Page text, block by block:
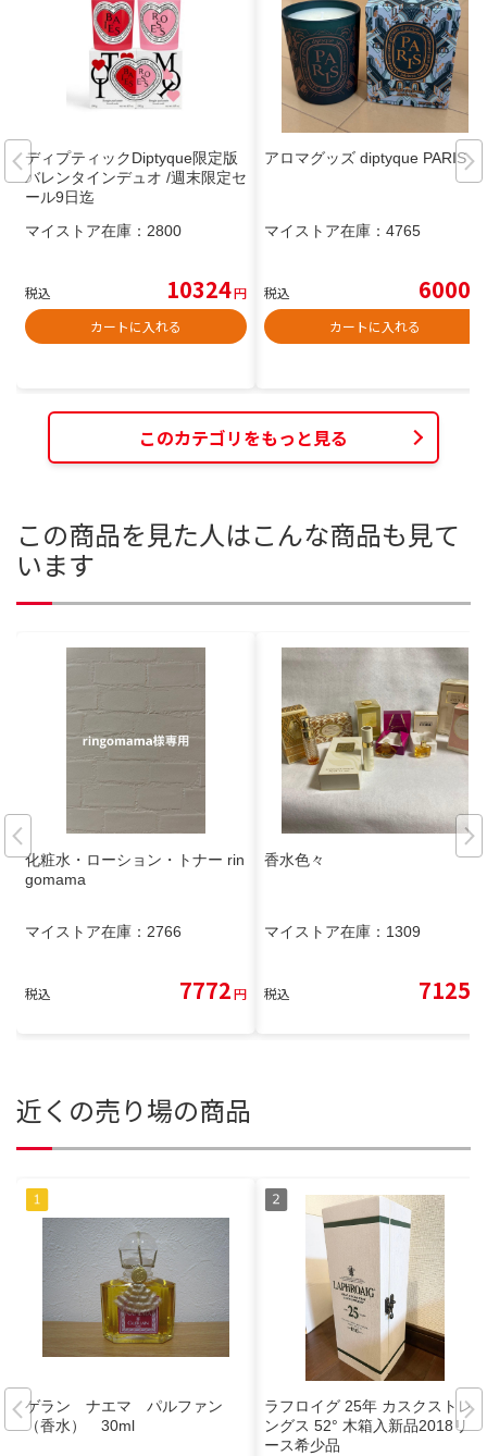
ディプティックDiptyque限定版
バレンタインデュオ /週末限定セ
ール9日迄
マイストア在庫： 2800
税込 10324円
カートに入れる
アロマグッズ diptyque PARIS
マイストア在庫： 4765
税込 6000
カートに入れる
このカテゴリをもっと見る
この商品を見た人はこんな商品も見て
います
化粧水・ローション・トナー rin
gomama
マイストア在庫： 2766
税込 7772円
香水色々
マイストア在庫： 1309
税込 7125
近くの売り場の商品
ゲラン ナエマ パルファン
（香水） 30ml
ラフロイグ 25年 カスクストレ
ングス 52° 木箱入新品2018リリ
ース希少品